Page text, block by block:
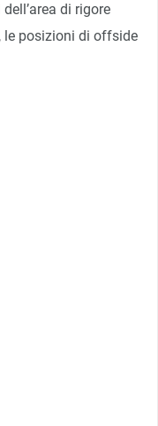
di rigore
le posizioni di offside